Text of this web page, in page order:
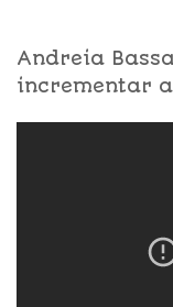
Andreia
incrementar